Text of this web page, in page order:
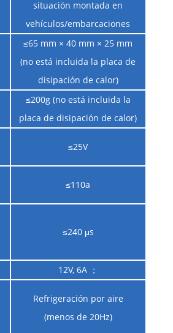
situación montada en
vehículos/embarcaciones
≤65 mm × 40 mm × 25 mm
(no está incluida la placa de
disipación de calor)
≤200g (no está incluida la
placa de disipación de calor)
≤25V
≤110a
≤240 μs
12V, 6A ；
Refrigeración por aire
(menos de 20Hz)